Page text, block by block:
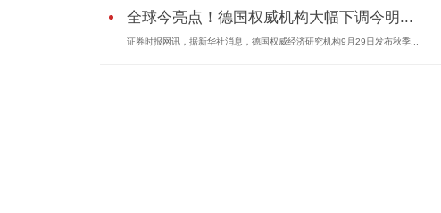
全球今亮点！德国权威机构大幅下调今明...
证券时报网讯，据新华社消息，德国权威经济研究机构9月29日发布秋季...